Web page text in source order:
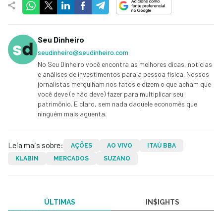
Seu Dinheiro
seudinheiro@seudinheiro.com
No Seu Dinheiro você encontra as melhores dicas, notícias
e análises de investimentos para a pessoa física. Nossos
jornalistas mergulham nos fatos e dizem o que acham que
você deve (e não deve) fazer para multiplicar seu
patrimônio. E claro, sem nada daquele economês que
ninguém mais aguenta.
Leia mais sobre: AÇÕES AO VIVO
ITAÚ BBA
KLABIN
MERCADOS SUZANO
ÚLTIMAS IN$IGHTS